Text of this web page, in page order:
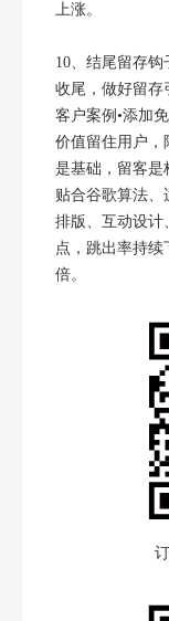
上涨。
10、结尾留存
收尾，做好留存
客户案例•添加
价值留住用户，
是基础，留客是
贴合谷歌算法、
排版、互动设计
点，跳出率持续
倍。